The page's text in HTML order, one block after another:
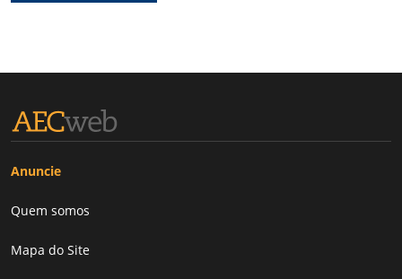
Anuncie
Quem somos
Mapa do Site